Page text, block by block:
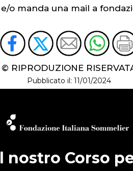
o manda una mail a
© RIPRODUZIONE
Pubblicato il: 11/01/2024
nostro Corso